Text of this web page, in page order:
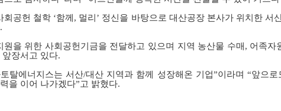
공헌 철학 ‘함께 , 멀리’ 정신을 바탕으로 대산공장 본사가 위치한 서
.
을 위한 사회공헌기금을 전달하고 있으며 지역 농산물 수매 , 어족자
장서고 있다.
탈에너지스는 서산/대산 지역과 함께 성장해온 기업”이라며 “앞으
을 이어 나가겠다”고 밝혔다.